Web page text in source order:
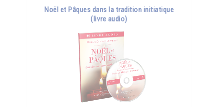
Noël et Pâques dans la tradition initiatique
(livre audio)